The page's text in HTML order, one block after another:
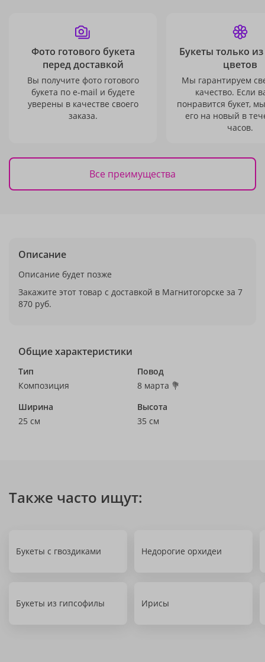
Фото готового букета
перед доставкой
Вы получите фото готового
букета по e-mail и будете
уверены в качестве своего
заказа.
Букеты только
цветов
Мы гарантируем
качество. Если
понравится букет,
его на новый в
часов.
Все преимущества
Описание
Описание будет позже
Закажите этот товар с доставкой в Магнитогорске за 7
870 руб.
Общие характеристики
Тип
Композиция
Повод
8 марта 💐
Ширина
25 см
Высота
35 см
Также часто ищут:
Букеты с гвоздиками Недорогие орхидеи
Букеты из гипсофилы Ирисы